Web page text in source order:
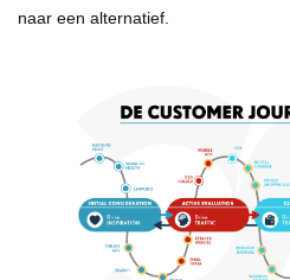
naar een alternatief.